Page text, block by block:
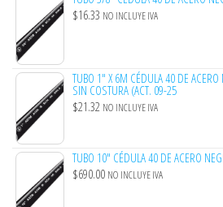
$16.33 NO INCLUYE IVA
TUBO 1" X 6M CÉDULA 40 DE
SIN COSTURA (ACT. 09-25
$21.32 NO INCLUYE IVA
TUBO 10" CÉDULA 40 DE ACERO
$690.00 NO INCLUYE IVA